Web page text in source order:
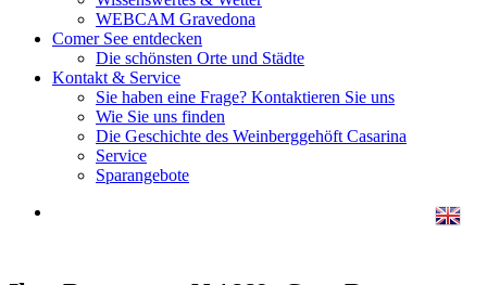
WEBCAM Gravedona
Comer See entdecken
Die schönsten Orte und Städte
Kontakt & Service
Sie haben eine Frage? Kontaktieren Sie uns
Wie Sie uns finden
Die Geschichte des Weinberggehöft Casarina
Service
Sparangebote